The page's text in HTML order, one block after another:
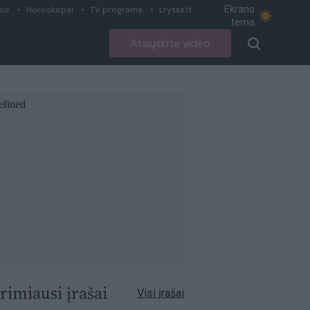
Horoskopai TV programa Lrytas.lt
Ekrano
tema
Atsiųskite video
įrašai Visi įrašai